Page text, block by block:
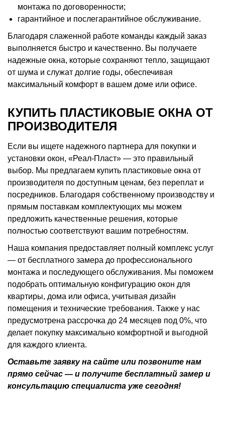
монтажа по договоренности;
гарантийное и послегарантийное обслуживание.
Благодаря слаженной работе команды каждый заказ
выполняется быстро и качественно. Вы получаете
надежные окна, которые сохраняют тепло, защищают
от шума и служат долгие годы, обеспечивая
максимальный комфорт в вашем доме или офисе.
КУПИТЬ ПЛАСТИКОВЫЕ ОКНА ОТ
ПРОИЗВОДИТЕЛЯ
Если вы ищете надежного партнера для покупки и
установки окон, «Реал-Пласт» — это правильный
выбор. Мы предлагаем купить пластиковые окна от
производителя по доступным ценам, без переплат и
посредников. Благодаря собственному производству и
прямым поставкам комплектующих мы можем
предложить качественные решения, которые
полностью соответствуют вашим потребностям.
Наша компания предоставляет полный комплекс услуг
— от бесплатного замера до профессионального
монтажа и последующего обслуживания. Мы поможем
подобрать оптимальную конфигурацию окон для
квартиры, дома или офиса, учитывая дизайн
помещения и технические требования. Также у нас
предусмотрена рассрочка до 24 месяцев под 0%, что
делает покупку максимально комфортной и выгодной
для каждого клиента.
Оставьте заявку на сайте или позвоните нам
прямо сейчас — и получите бесплатный замер и
консультацию специалиста уже сегодня!